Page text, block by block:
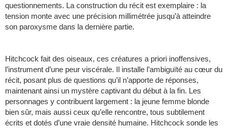
questionnements. La construction du récit est exemplaire : la
tension monte avec une précision millimétrée jusqu’à atteindre
son paroxysme dans la dernière partie.
Hitchcock fait des oiseaux, ces créatures a priori inoffensives,
l’instrument d’une peur viscérale. Il installe l’ambiguïté au cœur du
récit, posant plus de questions qu’il n’apporte de réponses,
maintenant ainsi un mystère captivant du début à la fin. Les
personnages y contribuent largement : la jeune femme blonde
bien sûr, mais aussi ceux qu’elle rencontre, tous subtilement
écrits et dotés d’une vraie densité humaine. Hitchcock sonde les